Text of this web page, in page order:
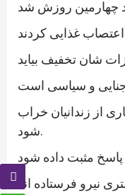
از زندانیان خراب
شود.